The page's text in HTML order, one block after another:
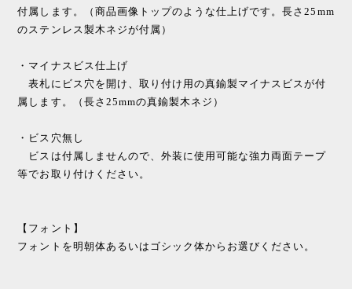
付属します。（商品画像トップのような仕上げです。長さ25mm
のステンレス製木ネジが付属）
・マイナスビス仕上げ
表札にビス穴を開け、取り付け用の真鍮製マイナスビスが付
属します。（長さ25mmの真鍮製木ネジ）
・ビス穴無し
ビスは付属しませんので、外装に使用可能な強力両面テープ
等でお取り付けください。
【フォント】
フォントを明朝体あるいはゴシック体からお選びください。